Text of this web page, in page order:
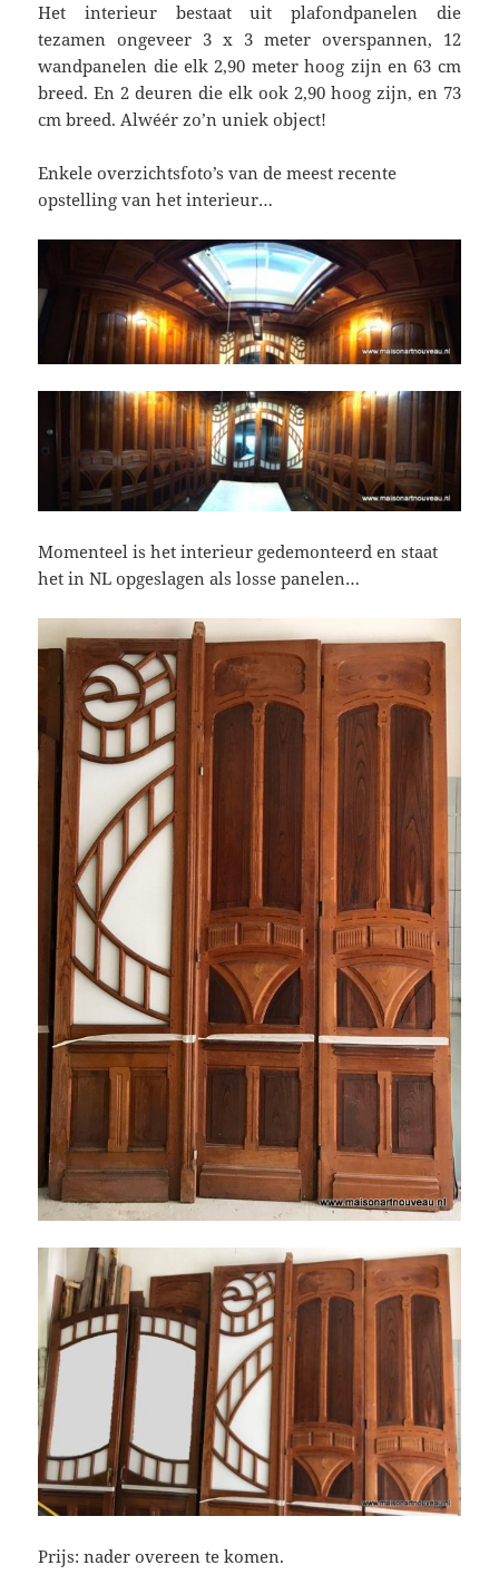
Het interieur bestaat uit plafondpanelen die
tezamen ongeveer 3 x 3 meter overspannen, 12
wandpanelen die elk 2,90 meter hoog zijn en 63 cm
breed. En 2 deuren die elk ook 2,90 hoog zijn, en 73
cm breed. Alwéér zo’n uniek object!
Enkele overzichtsfoto’s van de meest recente
opstelling van het interieur…
Momenteel is het interieur gedemonteerd en staat
het in NL opgeslagen als losse panelen…
Prijs: nader overeen te komen.